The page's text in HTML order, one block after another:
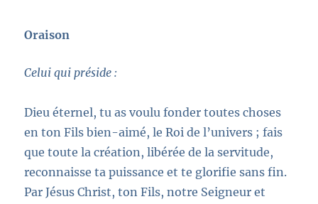
Oraison
Celui qui préside :
Dieu éternel, tu as voulu fonder toutes choses
en ton Fils bien-aimé, le Roi de l’univers ; fais
que toute la création, libérée de la servitude,
reconnaisse ta puissance et te glorifie sans fin.
Par Jésus Christ, ton Fils, notre Seigneur et